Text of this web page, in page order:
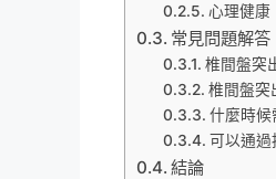
心理健康
常見問題解答
椎間盤突
椎間盤突
什麼時候
可以通過
結論